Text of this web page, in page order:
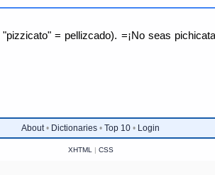
= pellizcado). =¡No seas
About • Dictionaries •Top 10 • Login
XHTML | CSS